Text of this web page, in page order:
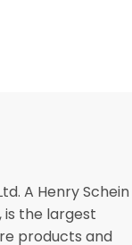
A Henry Schein
is the largest
products and